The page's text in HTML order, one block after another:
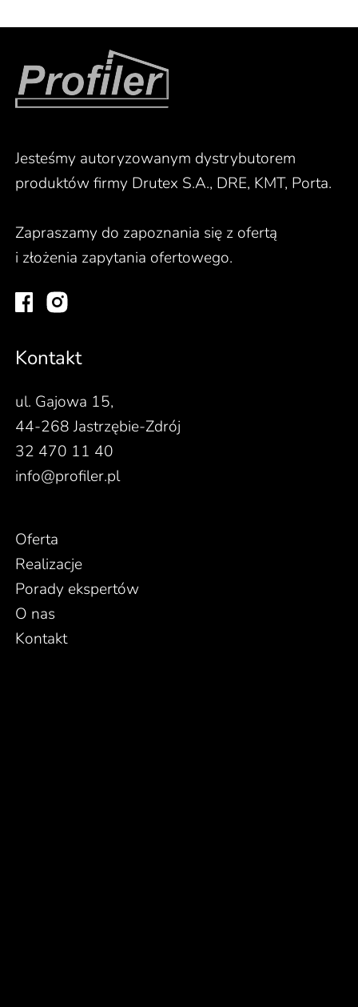
Jesteśmy autoryzowanym dystrybutorem
produktów firmy Drutex S.A., DRE, KMT, Porta.
Zapraszamy do zapoznania się z ofertą
i złożenia zapytania ofertowego.
Kontakt
ul. Gajowa 15,
44-268 Jastrzębie-Zdrój
32 470 11 40
info@profiler.pl
Oferta
Realizacje
Porady ekspertów
O nas
Kontakt